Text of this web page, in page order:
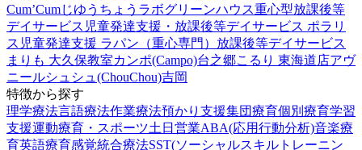
Cum’Cumじゆうちょうラボグリーンハウス重心型放課後等
デイサービス 児童発達支援・放課後等デイサービス ポラリ
ス 児童発達支援 ラパン（重心専門） 放課後等デイサービス
まりも 大久保教室カンポ(Campo)台之郷こるり 東海道店アヴ
ニールシュシュ(ChouChou)吉岡
特徴から探す
理学療法言語療法作業療法預かり支援集団療育個別療育学習
支援運動療育・スポーツ土日営業ABA(応用行動分析)音楽療
育英語療育感覚統合療法SST(ソーシャルスキルトレーニン